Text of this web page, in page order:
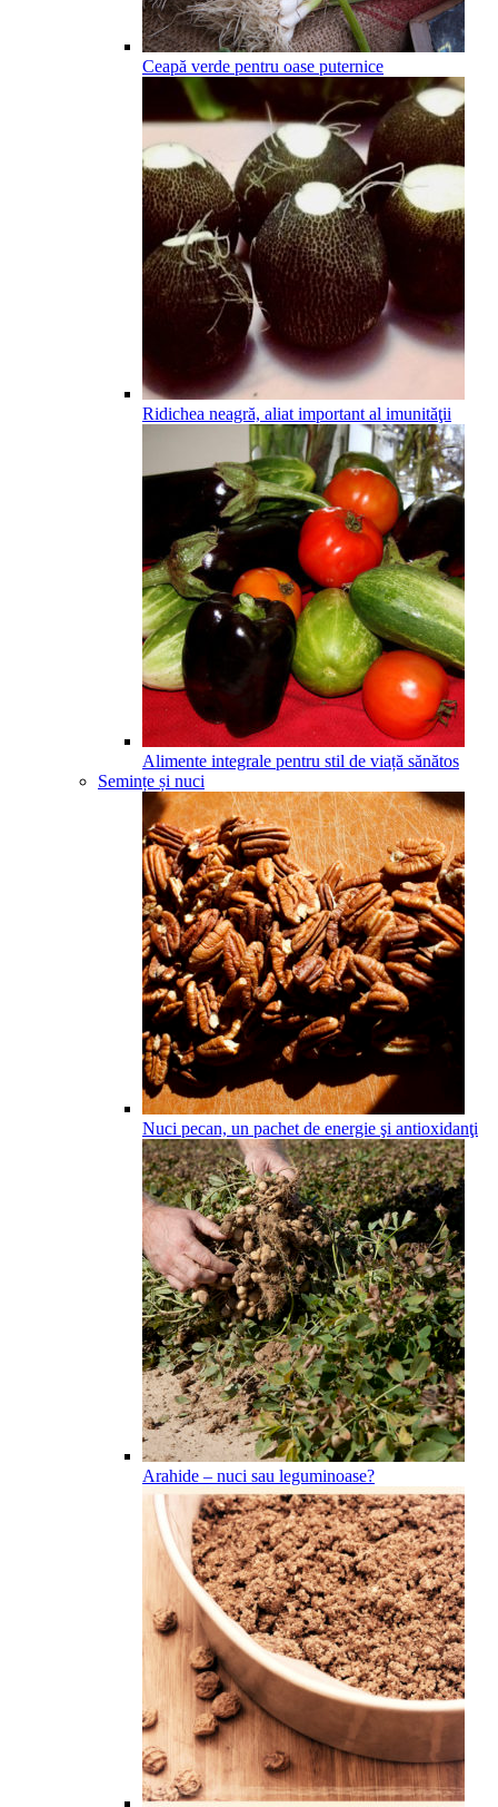
Ceapă verde pentru oase puternice
Ridichea neagră, aliat important al imunităţii
Alimente integrale pentru stil de viață sănătos
Semințe și nuci
Nuci pecan, un pachet de energie şi antioxidanţi
Arahide – nuci sau leguminoase?